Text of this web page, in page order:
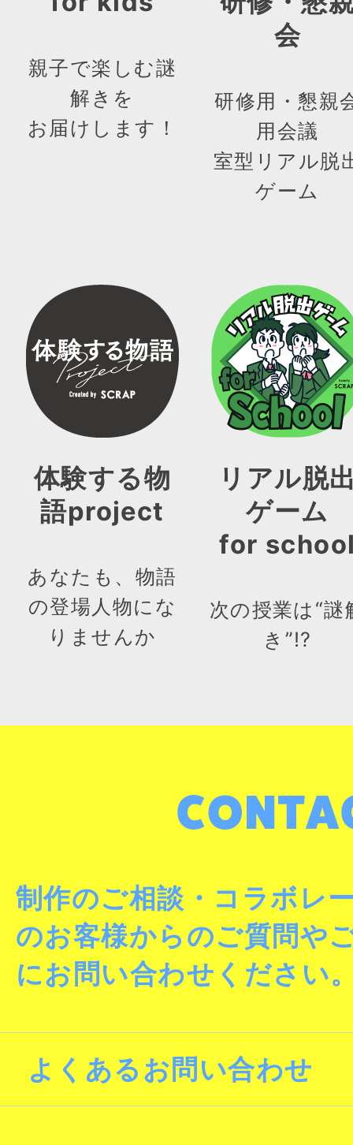
親子で楽しむ謎
解きを
お届けします！
会
研修用・懇親
用会議
室型リアル脱
ゲーム
体験する物
語project
あなたも、物語
の登場人物にな
りませんか
リアル脱
ゲーム
for
次の授業は“謎
き”!?
制作のご相談・コラボレ
のお客様からのご質問や
にお問い合わせください
よくあるお問い合わせ